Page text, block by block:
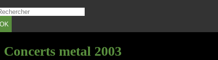
OK
Concerts metal 2003